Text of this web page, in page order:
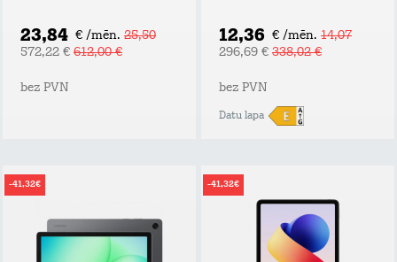
23,84 € /mēn. 25,50
572,22 € 612,00 €
bez PVN
12,36 € /mēn. 14,07
296,69 € 338,02 €
bez PVN
Datu lapa
-41,32€ -41,32€